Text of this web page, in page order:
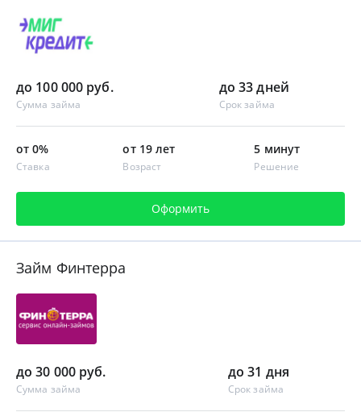
до 100 000 руб.
Сумма займа
до 33 дней
Срок займа
от 0%
Ставка
от 19 лет
Возраст
5 минут
Решение
Оформить
Займ Финтерра
до 30 000 руб.
Сумма займа
до 31 дня
Срок займа